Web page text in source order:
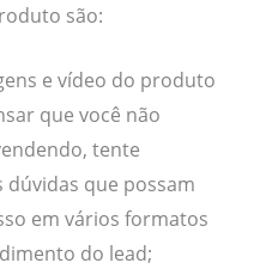
são:
e vídeo do produto
que você não
tente
que possam
em vários formatos
do lead;